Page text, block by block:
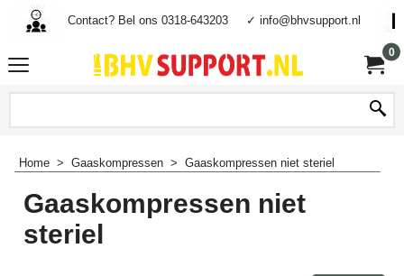
Contact? Bel ons 0318-643203 ✓ info@bhvsupport.nl
0
Home > Gaaskompressen > Gaaskompressen niet steriel
Gaaskompressen niet
steriel